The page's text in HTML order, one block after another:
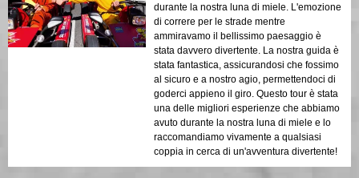
durante la nostra luna di miele. L'emozione
di correre per le strade mentre
ammiravamo il bellissimo paesaggio è
stata davvero divertente. La nostra guida è
stata fantastica, assicurandosi che fossimo
al sicuro e a nostro agio, permettendoci di
goderci appieno il giro. Questo tour è stata
una delle migliori esperienze che abbiamo
avuto durante la nostra luna di miele e lo
raccomandiamo vivamente a qualsiasi
coppia in cerca di un'avventura divertente!